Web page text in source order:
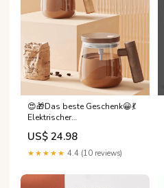
😍🎁Das beste Geschenk😀💃
Elektrischer
Hochgeschwindigkeits-
Mixbecher Cleaning & Storage
US$ 24.98
★★★★★ 4.4 (10 reviews)